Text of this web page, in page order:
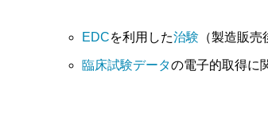
EDCを利用した治験 （製造販
臨床試験データの電子的取得に